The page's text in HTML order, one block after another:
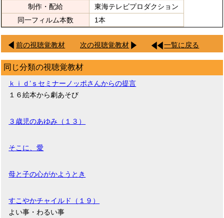
制作・配給
東海テレビプロダクション
同一フィルム本数
1本
前の視聴覚教材 次の視聴覚教材 一覧に戻る
同じ分類の視聴覚教材
ｋｉｄ’ｓセミナーノッポさんからの提言
１６絵本から劇あそび
３歳児のあゆみ（１３）
そこに、愛
母と子の心がかようとき
すこやかチャイルド（１９）
よい事・わるい事